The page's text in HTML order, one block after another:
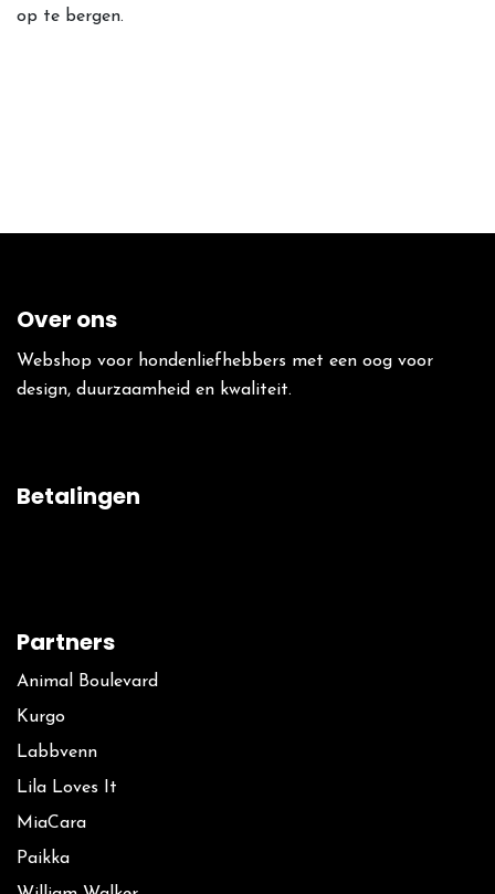
op te bergen.
Over ons
Webshop voor hondenliefhebbers met een oog voor
design, duurzaamheid en kwaliteit.
Betalingen
Partners
Animal Boulevard
Kurgo
La​bbvenn
Lila Loves It
MiaCara
Paikka